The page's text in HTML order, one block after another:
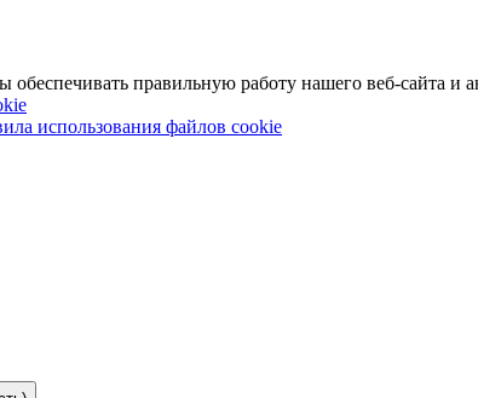
правильную работу нашего веб-сайта и
использования файлов cookie